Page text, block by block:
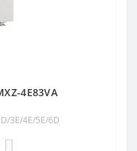
4E83VA
3E/4E/5E/6D